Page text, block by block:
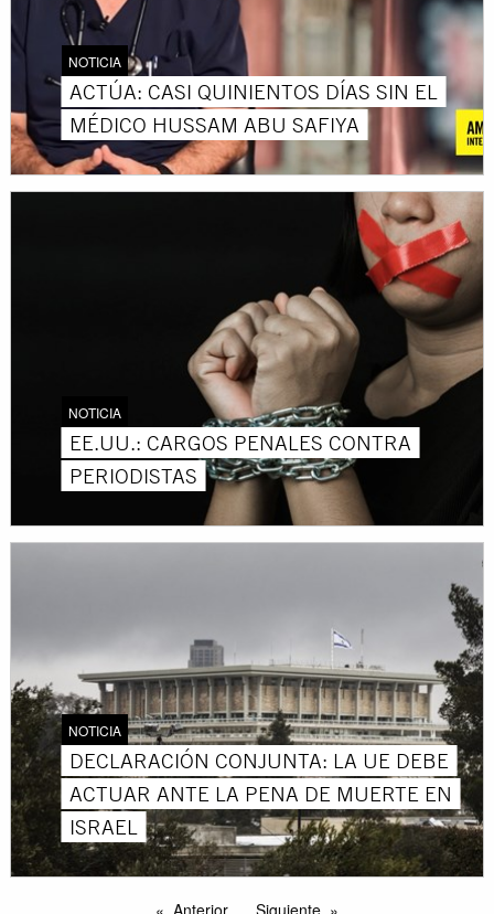
NOTICIA
ACTÚA: CASI QUINIENTOS DÍAS SIN EL
MÉDICO HUSSAM ABU SAFIYA
NOTICIA
EE.UU.: CARGOS PENALES CONTRA
PERIODISTAS
NOTICIA
DECLARACIÓN CONJUNTA: LA UE DEBE
ACTUAR ANTE LA PENA DE MUERTE EN
ISRAEL
Anterior Siguiente